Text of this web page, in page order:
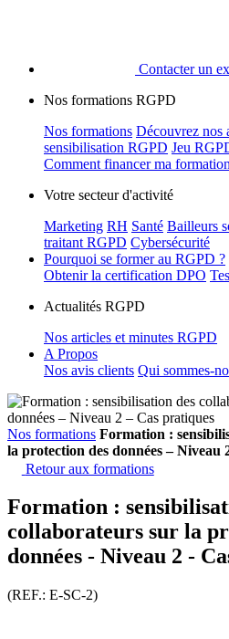
Contacter un
Nos formations RGPD
Nos formations Découvrez nos
sensibilisation RGPD Jeu
Comment financer ma
Votre secteur d'activité
Marketing RH Santé Bailleurs
traitant RGPD Cybersécurité
Pourquoi se former au RGPD ?
Obtenir la certification DPO
Actualités RGPD
Nos articles et minutes RGPD
A Propos
Nos avis clients Qui sommes-
Nos formations Formation :
la protection des données – Niveau
Retour aux formations
Formation :
collaborateurs sur la
données - Niveau 2 -
(REF.: E-SC-2)